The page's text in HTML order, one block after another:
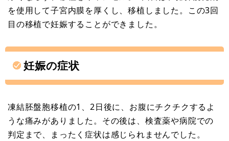
を使用して子宮内膜を厚くし、移植しました。この3回
目の移植で妊娠することができました。
妊娠の症状
凍結胚盤胞移植の1、2日後に、お腹にチクチクするよ
うな痛みがありました。その後は、検査薬や病院での
判定まで、まったく症状は感じられませんでした。